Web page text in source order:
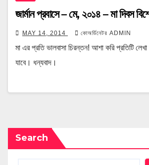
জার্মান প্রবাসে – মে, ২০১৪ – মা দিবস
MAY 14, 2014 কোঅর্ডিনেটর ADMIN
মা এর প্রতি ভালবাসা চিরন্তন! আশা করি প্রতিটি
যাবে। ধন্যবাদ।
Search